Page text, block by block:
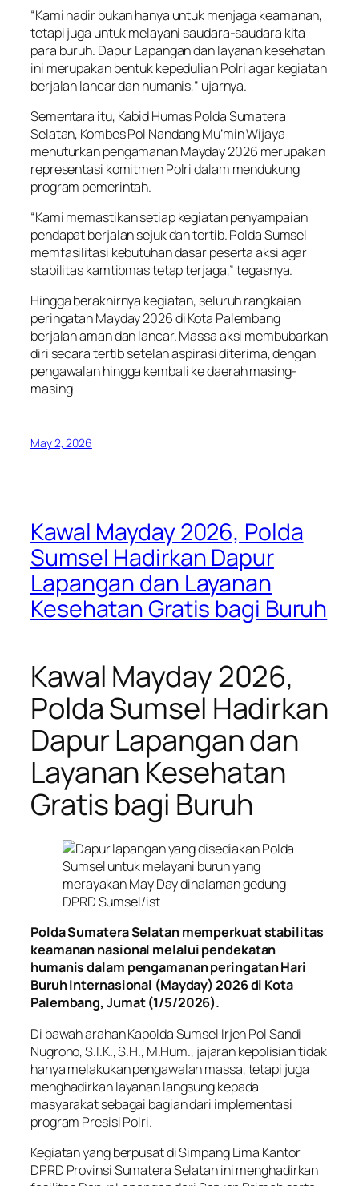
“Kami hadir bukan hanya untuk menjaga keamanan,
tetapi juga untuk melayani saudara-saudara kita
para buruh. Dapur Lapangan dan layanan kesehatan
ini merupakan bentuk kepedulian Polri agar kegiatan
berjalan lancar dan humanis,” ujarnya.
Sementara itu, Kabid Humas Polda Sumatera
Selatan, Kombes Pol Nandang Mu’min Wijaya
menuturkan pengamanan Mayday 2026 merupakan
representasi komitmen Polri dalam mendukung
program pemerintah.
“Kami memastikan setiap kegiatan penyampaian
pendapat berjalan sejuk dan tertib. Polda Sumsel
memfasilitasi kebutuhan dasar peserta aksi agar
stabilitas kamtibmas tetap terjaga,” tegasnya.
Hingga berakhirnya kegiatan, seluruh rangkaian
peringatan Mayday 2026 di Kota Palembang
berjalan aman dan lancar. Massa aksi membubarkan
diri secara tertib setelah aspirasi diterima, dengan
pengawalan hingga kembali ke daerah masing-
masing
May 2, 2026
Kawal Mayday 2026, Polda
Sumsel Hadirkan Dapur
Lapangan dan Layanan
Kesehatan Gratis bagi Buruh
Kawal Mayday 2026,
Polda Sumsel Hadirkan
Dapur Lapangan dan
Layanan Kesehatan
Gratis bagi Buruh
Polda Sumatera Selatan memperkuat stabilitas
keamanan nasional melalui pendekatan
humanis dalam pengamanan peringatan Hari
Buruh Internasional (Mayday) 2026 di Kota
Palembang, Jumat (1/5/2026).
Di bawah arahan Kapolda Sumsel Irjen Pol Sandi
Nugroho, S.I.K., S.H., M.Hum., jajaran kepolisian tidak
hanya melakukan pengawalan massa, tetapi juga
menghadirkan layanan langsung kepada
masyarakat sebagai bagian dari implementasi
program Presisi Polri.
Kegiatan yang berpusat di Simpang Lima Kantor
DPRD Provinsi Sumatera Selatan ini menghadirkan